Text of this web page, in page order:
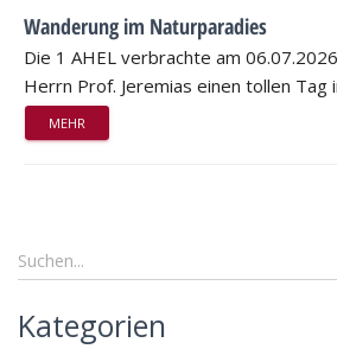
Wanderung im Naturparadies
Die 1 AHEL verbrachte am
Herrn Prof. Jeremias einen tollen Tag
MEHR
Kategorien